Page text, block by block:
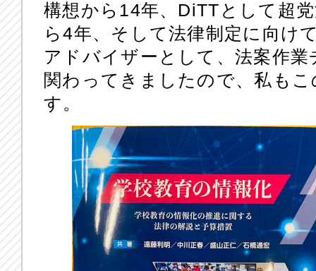
構想から14年、DiTTとして超
ら4年、そして法律制定に向け
アドバイザーとして、法案作
関わってきましたので、私も
す。